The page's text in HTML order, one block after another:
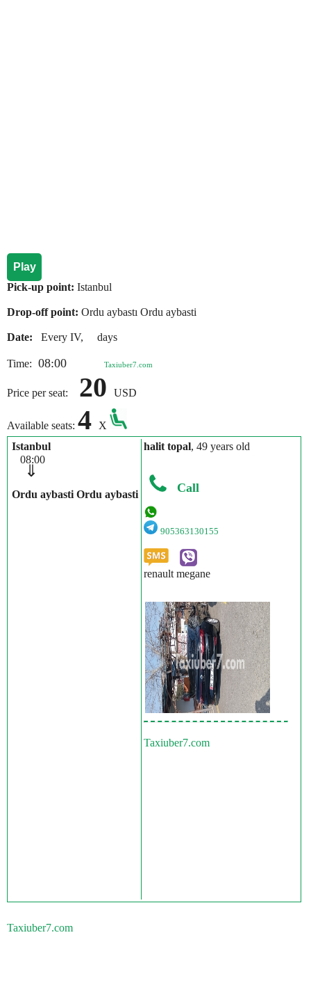
Play
Pick-up point: Istanbul
Drop-off point: Ordu aybastı Ordu aybasti
Date: Every IV, days
Time: 08:00 Taxiuber7.com
Price per seat: 20 USD
Available seats: 4
X
Istanbul
08:00
⇓
Ordu aybasti Ordu aybasti
halit topal, 49 years old
Call
905363130155
renault megane
Taxiuber7.com
Taxiuber7.com